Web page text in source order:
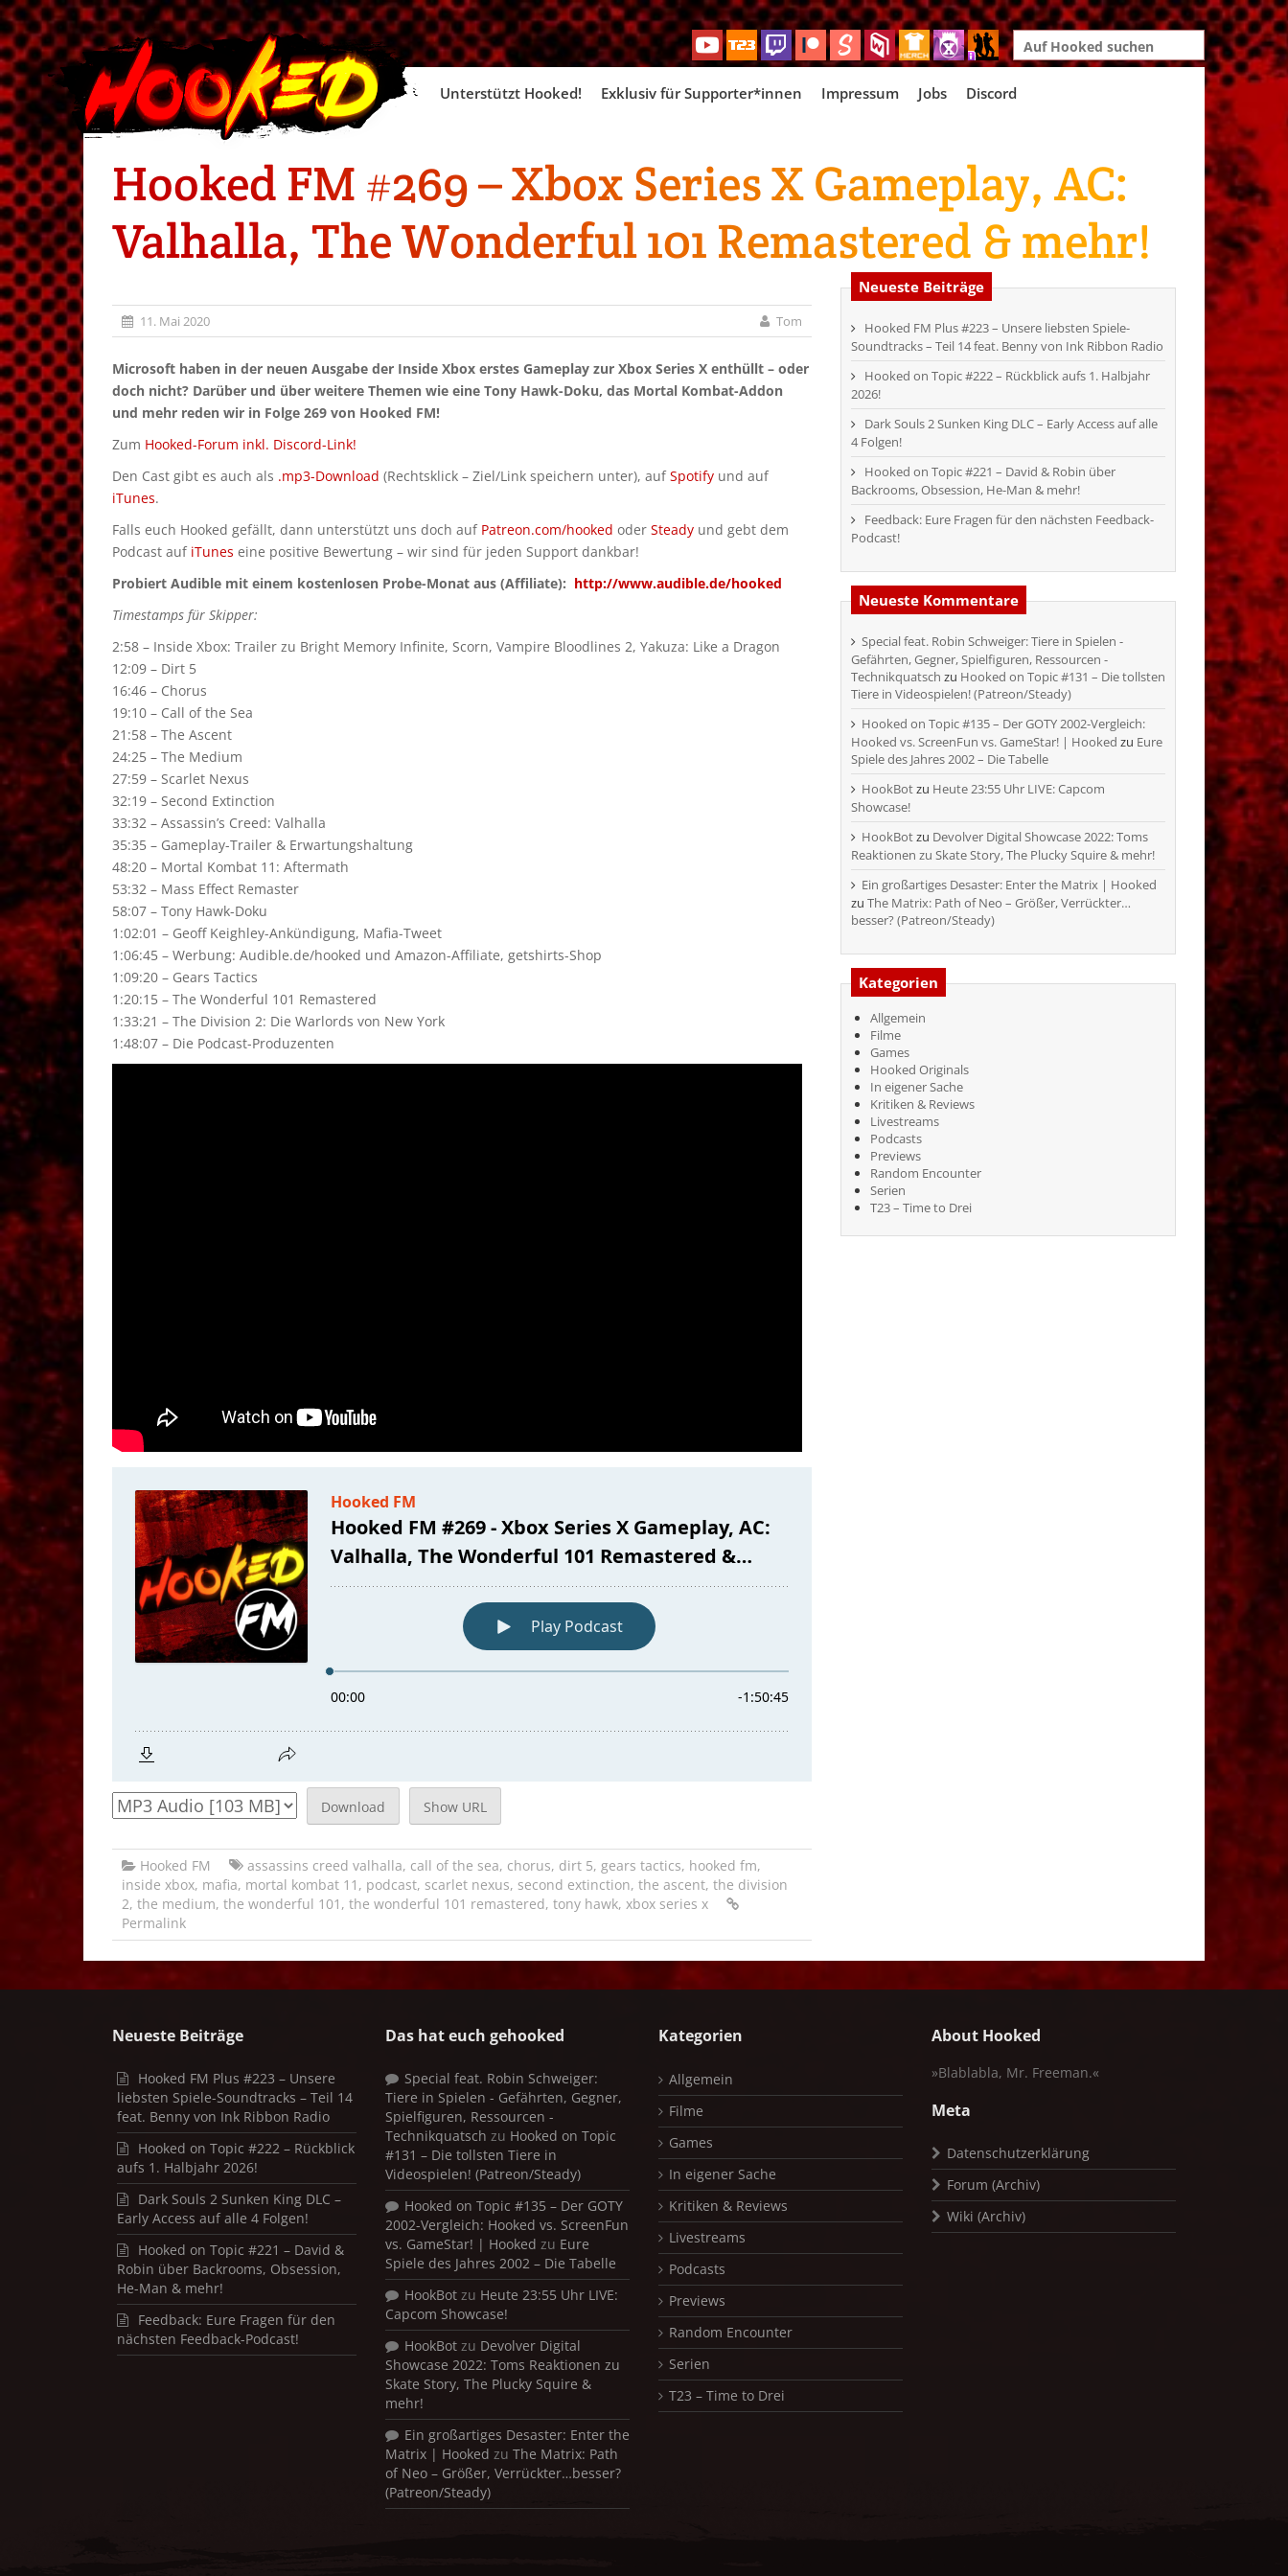
Search
for:
Skip
Unterstützt Hooked! Exklusiv für Supporter*innen Impressum Jobs Discord
Hooked FM #269 – Xbox Series X Gameplay, AC:
Valhalla, The Wonderful 101 Remastered & mehr!
11. Mai 2020 Tom
Microsoft haben in der neuen Ausgabe der Inside Xbox erstes Gameplay zur Xbox Series X enthüllt – oder
doch nicht? Darüber und über weitere Themen wie eine Tony Hawk-Doku, das Mortal Kombat-Addon
und mehr reden wir in Folge 269 von Hooked FM!
Zum Hooked-Forum inkl. Discord-Link!
Den Cast gibt es auch als .mp3-Download (Rechtsklick – Ziel/Link speichern unter), aufSpotify und auf
iTunes.
Falls euch Hooked gefällt, dann unterstützt uns doch auf Patreon.com/hooked oder Steady und gebt dem
Podcast auf iTunes eine positive Bewertung – wir sind für jeden Support dankbar!
Probiert Audible mit einem kostenlosen Probe-Monat aus (Affiliate): http://www.audible.de/hooked
Timestamps für Skipper:
2:58 – Inside Xbox: Trailer zu Bright Memory Infinite, Scorn, Vampire Bloodlines 2, Yakuza: Like a Dragon
12:09 – Dirt 5
16:46 – Chorus
19:10 – Call of the Sea
21:58 – The Ascent
24:25 – The Medium
27:59 – Scarlet Nexus
32:19 – Second Extinction
33:32 – Assassin’s Creed: Valhalla
35:35 – Gameplay-Trailer & Erwartungshaltung
48:20 – Mortal Kombat 11: Aftermath
53:32 – Mass Effect Remaster
58:07 – Tony Hawk-Doku
1:02:01 – Geoff Keighley-Ankündigung, Mafia-Tweet
1:06:45 – Werbung: Audible.de/hooked und Amazon-Affiliate, getshirts-Shop
1:09:20 – Gears Tactics
1:20:15 – The Wonderful 101 Remastered
1:33:21 – The Division 2: Die Warlords von New York
1:48:07 – Die Podcast-Produzenten
Download Show URL
Hooked FM assassins creed valhalla, call of the sea, chorus, dirt 5, gears tactics, hooked fm,
inside xbox, mafia, mortal kombat 11 , podcast, scarlet nexus, second extinction, the ascent, the division
2, the medium, the wonderful 101 , the wonderful 101 remastered, tony hawk, xbox series x
Permalink
Neueste Beiträge
Hooked FM Plus #223 – Unsere liebsten Spiele-
Soundtracks – Teil 14 feat. Benny von Ink Ribbon Radio
Hooked on Topic #222 – Rückblick aufs 1. Halbjahr
2026!
Dark Souls 2 Sunken King DLC – Early Access auf alle
4 Folgen!
Hooked on Topic #221 – David & Robin über
Backrooms, Obsession, He-Man & mehr!
Feedback: Eure Fragen für den nächsten Feedback-
Podcast!
Neueste Kommentare
Special feat. Robin Schweiger: Tiere in Spielen -
Gefährten, Gegner, Spielfiguren, Ressourcen -
Technikquatsch zu Hooked on Topic #131 – Die tollsten
Tiere in Videospielen! (Patreon/Steady)
Hooked on Topic #135 – Der GOTY 2002-Vergleich:
Hooked vs. ScreenFun vs. GameStar! | Hooked zu Eure
Spiele des Jahres 2002 – Die Tabelle
HookBotzu Heute 23:55 Uhr LIVE: Capcom
Showcase!
HookBotzu Devolver Digital Showcase 2022: Toms
Reaktionen zu Skate Story, The Plucky Squire & mehr!
Ein großartiges Desaster: Enter the Matrix | Hooked
zu The Matrix: Path of Neo – Größer, Verrückter…
besser? (Patreon/Steady)
Kategorien
Allgemein
Filme
Games
Hooked Originals
In eigener Sache
Kritiken & Reviews
Livestreams
Podcasts
Previews
Random Encounter
Serien
T23 – Time to Drei
Neueste Beiträge
Hooked FM Plus #223 – Unsere
liebsten Spiele-Soundtracks – Teil 14
feat. Benny von Ink Ribbon Radio
Hooked on Topic #222 – Rückblick
aufs 1. Halbjahr 2026!
Dark Souls 2 Sunken King DLC –
Early Access auf alle 4 Folgen!
Hooked on Topic #221 – David &
Robin über Backrooms, Obsession,
He-Man & mehr!
Feedback: Eure Fragen für den
nächsten Feedback-Podcast!
Das hat euch gehooked
Special feat. Robin Schweiger:
Tiere in Spielen - Gefährten, Gegner,
Spielfiguren, Ressourcen -
Technikquatsch zu Hooked on Topic
#131 – Die tollsten Tiere in
Videospielen! (Patreon/Steady)
Hooked on Topic #135 – Der GOTY
2002-Vergleich: Hooked vs. ScreenFun
vs. GameStar! | Hooked zu Eure
Spiele des Jahres 2002 – Die Tabelle
HookBot zu Heute 23:55 Uhr LIVE:
Capcom Showcase!
HookBot zu Devolver Digital
Showcase 2022: Toms Reaktionen zu
Skate Story, The Plucky Squire &
mehr!
Ein großartiges Desaster: Enter the
Matrix | Hooked zu The Matrix: Path
of Neo – Größer, Verrückter…besser?
(Patreon/Steady)
Kategorien
Allgemein
Filme
Games
In eigener Sache
Kritiken & Reviews
Livestreams
Podcasts
Previews
Random Encounter
Serien
T23 – Time to Drei
About Hooked
»Blablabla, Mr. Freeman.«
Meta
Datenschutzerklärung
Forum (Archiv)
Wiki (Archiv)